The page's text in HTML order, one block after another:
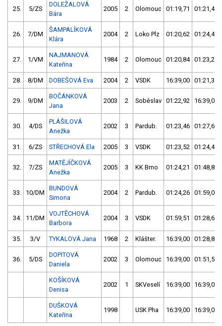
25. 5/ZS
DOLEŽALOVÁ
Bára
2005 2 Olomouc 01:19,71 01:21,44
26. 7/DM
ŠAMPALÍKOVÁ
Klára
2004 2 Loko Plz 01:20,62 01:24,42
27. 1/VM
NAJMANOVÁ
Kateřina
1984 2 Olomouc 01:20,84 01:23,24
28. 8/DM DOBEŠOVÁ Eva 2004 2 VSDK 16:39,00 01:21,38
29. 9/DM
BOČÁNKOVÁ
Jana
2003 2 Soběslav 01:22,92 16:39,00
30. 4/DS
PLÁŠILOVÁ
Anežka
2002 3 Pardub. 01:23,46 01:27,60
31. 6/ZS STŘECHOVÁ Ela 2005 3 VSDK 01:23,52 01:24,49
32. 7/ZS
MATĚJÍČKOVÁ
Anežka
2005 3 KK Brno 01:24,21 01:48,86
33. 10/DM
BUNDOVÁ
Simona
2004 2 Pardub. 01:24,26 01:59,06
34. 11/DM
VOJTĚCHOVÁ
Barbora
2004 3 VSDK 01:59,51 01:28,60
35. 3/V TYKALOVÁ Jana 1968 2 Klášter. 16:39,00 01:28,81
36. 5/DS
DOPITOVÁ
Daniela
2002 3 Olomouc 16:39,00 01:51,56
KOŠÍKOVÁ
Denisa
2002 1 SKVeselí 16:39,00 16:39,00
DUŠKOVÁ
Kateřina
1998 USK Pha 16:39,00 16:39,00